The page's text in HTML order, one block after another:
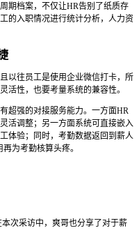
期档案，不仅让HR告别了纸质存
的入职情况进行统计分析，人力资
以往员工是使用企业微信打卡，所
活性，也要考量系统的兼容性。
超强的对接服务能力。一方面HR
活调整；另一方面系统可直接嵌入
体验；同时，考勤数据返回到薪人
为考勤核算头疼。
次采访中，爽哥也分享了对于薪